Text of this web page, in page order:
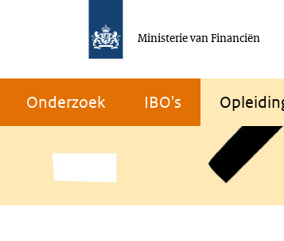
Ministerie van Financiën
Onderzoek IBO's